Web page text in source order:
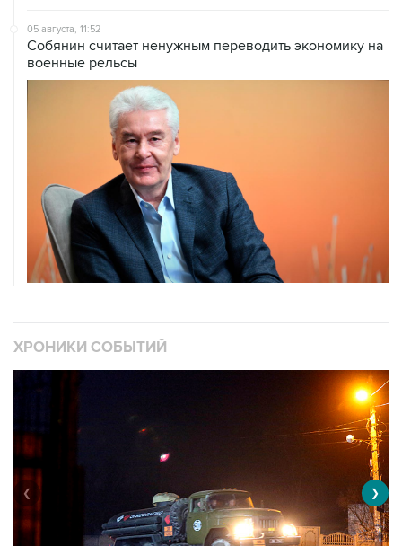
05 августа, 11:52
Собянин считает ненужным переводить экономику на
военные рельсы
ХРОНИКИ СОБЫТИЙ
❮ ❯